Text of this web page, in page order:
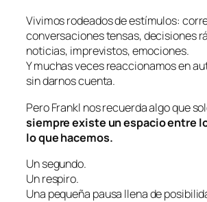
Vivimos rodeados de estímulos:
conversaciones tensas, decisiones
noticias, imprevistos, emociones.
Y muchas veces reaccionamos en
sin darnos cuenta.
Pero Frankl nos recuerda algo que
siempre existe un espacio entre
lo que hacemos.
Un segundo.
Un respiro.
Una pequeña pausa llena de